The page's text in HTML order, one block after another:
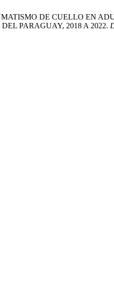
DE CUELLO EN
PARAGUAY, 2018 A 2022.